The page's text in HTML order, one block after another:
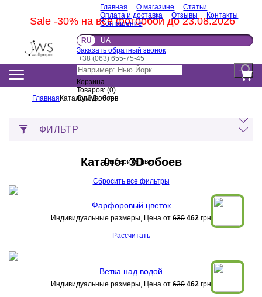
Sale -30% на все фотообои до 23.08.2026
Главная О магазине
Статьи
Оплата и доставка
Отзывы
Контакты
Соглашение
RU
UA
Заказать обратный звонок
+38 (063) 655-75-45
Корзина
Товаров: (0)
Сумма: 0грн
Главная Каталог 3Д обоев
ФИЛЬТР
Каталог 3D обоев
Выберите цвет:
Сбросить все фильтры
Фарфоровый цветок
Индивидуальные размеры, Цена от 630 462 грн
Рассчитать
Ветка над водой
Индивидуальные размеры, Цена от 630 462 грн